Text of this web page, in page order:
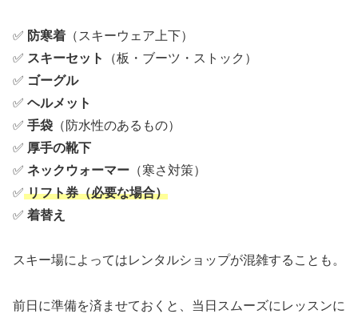
✅ 防寒着 （スキーウェア上下）
✅ スキーセット
（板・ブーツ・ストック）
✅ ゴーグル
✅ ヘルメット
✅ 手袋 （防水性のあるもの）
✅ 厚手の靴下
✅ ネックウォーマー （寒さ対策）
✅ リフト券（必要な場合）
✅ 着替え
スキー場によってはレンタルショップが混雑することも。
前日に準備を済ませておくと、当日スムーズにレッスンに